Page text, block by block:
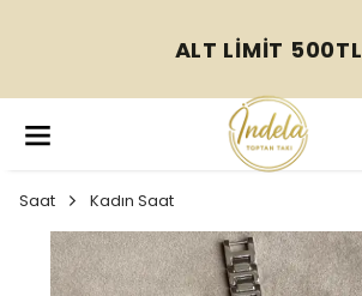
ALT LİMİT 500TL
Saat Kadın Saat